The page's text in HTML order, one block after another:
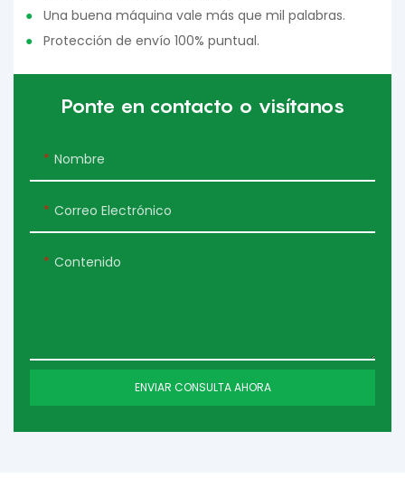
● Una buena máquina vale más que mil palabras.
● Protección de envío 100% puntual.
Ponte en contacto o visítanos
Nombre
Correo Electrónico
Contenido
ENVIAR CONSULTA AHORA